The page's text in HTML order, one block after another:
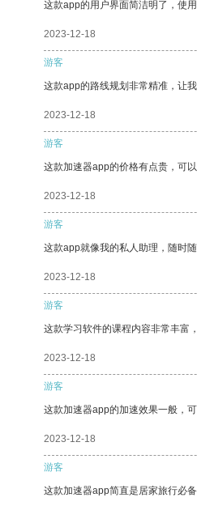
这款app的用户界面简洁明了，使
2023-12-18
游客
这款app的路线规划非常精准，让
2023-12-18
游客
这款加速器app的价格有点贵，可
2023-12-18
游客
这款app就像我的私人助理，随时
2023-12-18
游客
这款学习软件的课程内容非常丰富
2023-12-18
游客
这款加速器app的加速效果一般，
2023-12-18
游客
这款加速器app简直是居家旅行必